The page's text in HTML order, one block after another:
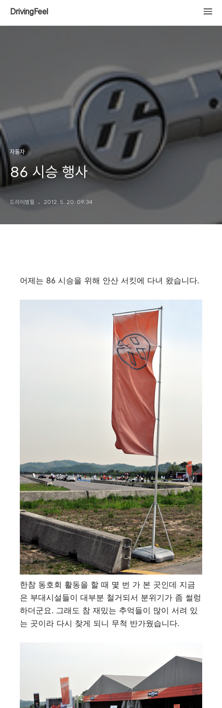
DrivingFeel
자동차
86 시승 행사
드라이빙필 2012. 5. 20. 09:34
어제는 86 시승을 위해 안산 서킷에 다녀 왔습니다.
한참 동호회 활동을 할 때 몇 번 가 본 곳인데 지금
은 부대시설들이 대부분 철거되서 분위기가 좀 썰렁
하더군요. 그래도 참 재밌는 추억들이 많이 서려 있
는 곳이라 다시 찾게 되니 무척 반가웠습니다.